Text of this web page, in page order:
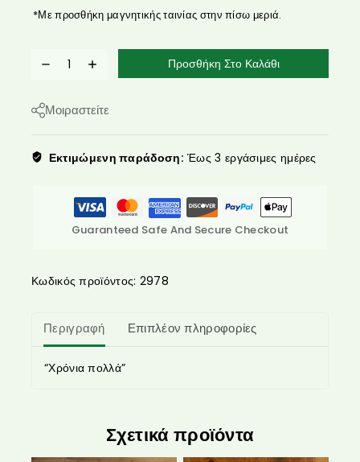
*Με προσθήκη μαγνητικής ταινίας στην πίσω μεριά.
Προσθήκη Στο Καλάθι
Μοιραστείτε
Εκτιμώμενη παράδοση: Έως 3 εργάσιμες ημέρες
Guaranteed Safe And Secure Checkout
Κωδικός προϊόντος: 2978
Περιγραφή Επιπλέον πληροφορίες
“Χρόνια πολλά”
Σχετικά προϊόντα